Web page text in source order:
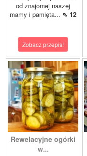
od znajomej naszej
mamy i pamięta... ⇖ 12
Zobacz przepis!
Rewelacyjne ogórki
w...